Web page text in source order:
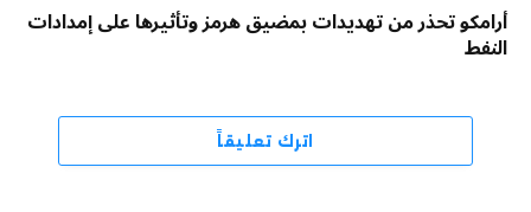
أرامكو تحذر من تهديدات بمضيق هرمز وتأثيرها على إمدادات
النفط
اترك تعليقاً